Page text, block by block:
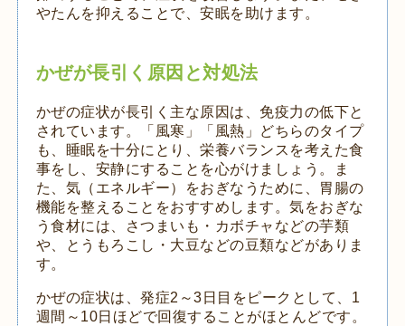
やたんを抑えることで、安眠を助けます。
かぜが長引く原因と対処法
かぜの症状が長引く主な原因は、免疫力の低下と
されています。「風寒」「風熱」どちらのタイプ
も、睡眠を十分にとり、栄養バランスを考えた食
事をし、安静にすることを心がけましょう。ま
た、気（エネルギー）をおぎなうために、胃腸の
機能を整えることをおすすめします。気をおぎな
う食材には、さつまいも・カボチャなどの芋類
や、とうもろこし・大豆などの豆類などがありま
す。
かぜの症状は、発症2～3日目をピークとして、1
週間～10日ほどで回復することがほとんどです。